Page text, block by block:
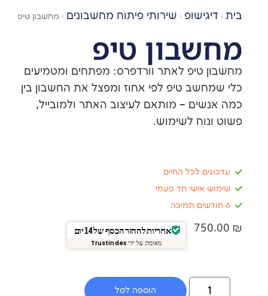
› שירותי פיתוח מחשבונים › מחשבון טיפ
טיפ
טיפ לאתר וורדפרס: מפתחים ומטמיעים
טיפ לפי אחוז ומפצל את החשבון בין
– מותאם לעיצוב האתר ולמובייל,
לשימוש.
לכל החיים
חד פעמי
אחריות להחזר הכסף של 14 יום
Trustindex
הוספה לסל